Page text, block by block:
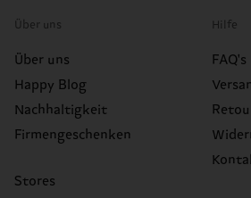
Über uns
Über uns
Happy Blog
Nachhaltigkeit
Firmengeschenken
Stores
Hilfe
FAQ's